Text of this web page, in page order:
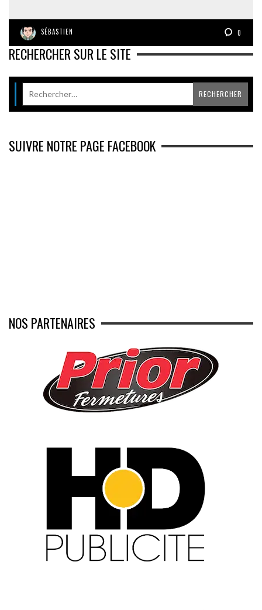
SÉBASTIEN 0
RECHERCHER SUR LE SITE
SUIVRE NOTRE PAGE FACEBOOK
NOS PARTENAIRES